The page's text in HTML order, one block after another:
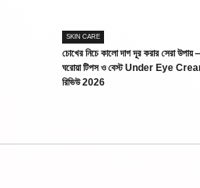
SKIN CARE
চোখের নিচে কালো দাগ দূর করার সেরা
ঘরোয়া টিপস ও বেস্ট Under Eye
রিভিউ 2026